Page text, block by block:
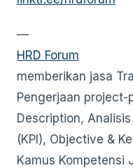
—
HRD Forum
memberikan jasa
Pengerjaan project-
Description,
(KPI), Objective &
Kamus Kompetensi